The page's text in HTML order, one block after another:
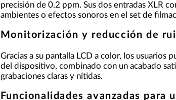
precisión de 0.2 ppm. Sus dos entradas XLR
ambientes o efectos sonoros en el set de
Monitorización y reducción de
Gracias a su pantalla LCD a color, los usuarios
del dispositivo, combinado con un acabado
grabaciones claras y nítidas.
Funcionalidades avanzadas para